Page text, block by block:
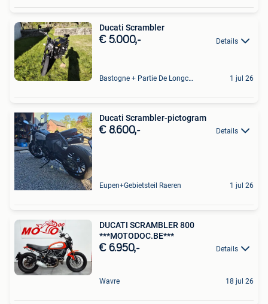
Ducati Scrambler
€ 5.000,- Details
Bastogne + Partie De Longchamps Et Sibret 1 jul 26
Ducati Scrambler-pictogram
€ 8.600,- Details
Eupen+Gebietsteil Raeren 1 jul 26
DUCATI SCRAMBLER 800
***MOTODOC.BE***
€ 6.950,- Details
Wavre 18 jul 26